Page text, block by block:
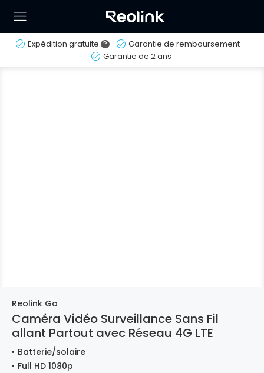
Expédition gratuite ?
Garantie de remboursement
Garantie de 2 ans
Reolink Go
Caméra Vidéo Surveillance Sans Fil
allant Partout avec Réseau 4G LTE
Batterie/solaire
Full HD 1080p